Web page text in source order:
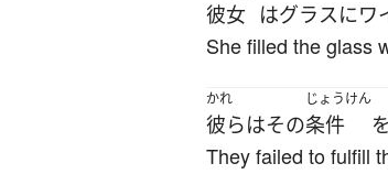
彼女 はグラスにワ
She filled the glass
かれ
彼らはその
じょうけん
条件 を
They failed to fulfill